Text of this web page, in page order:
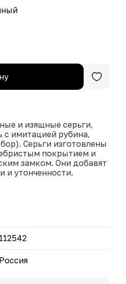
и изящные серьги,
имитацией рубина,
Серьги изготовлены
покрытием и
замком. Они добавят
и утонченности.
выбора
Добавляет
112542
Россия